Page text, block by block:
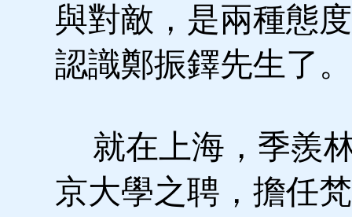
與對敵，是兩種態
認識鄭振鐸先生了。
就在上海，季羨
京大學之聘，擔任